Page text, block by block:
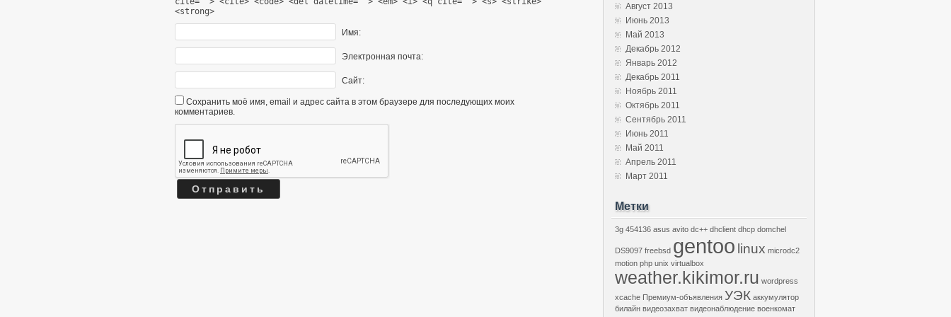
<strong>
Имя:
Электронная почта:
Сайт:
Сохранить моё имя, email и адрес сайта в этом браузере для последующих моих
комментариев.
Август 2013
Июнь 2013
Май 2013
Декабрь 2012
Январь 2012
Декабрь 2011
Ноябрь 2011
Октябрь 2011
Сентябрь 2011
Июнь 2011
Май 2011
Апрель 2011
Март 2011
Метки
3g 454136 asus avito dc++ dhclient dhcp domchel
DS9097 freebsd gentoo linux microdc2
motion php unix virtualbox
weather.kikimor.ru wordpress
xcache Премиум-объявления УЭК аккумулятор
билайн видеозахват видеонаблюдение военкомат